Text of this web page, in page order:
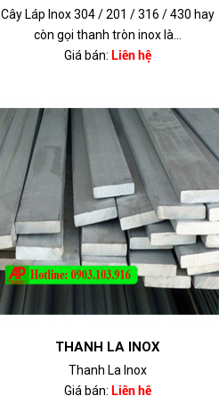
Cây Láp Inox 304 / 201 / 316 / 430 hay
còn gọi thanh tròn inox là...
Giá bán: Liên hệ
THANH LA INOX
Thanh La Inox
Giá bán: Liên hệ